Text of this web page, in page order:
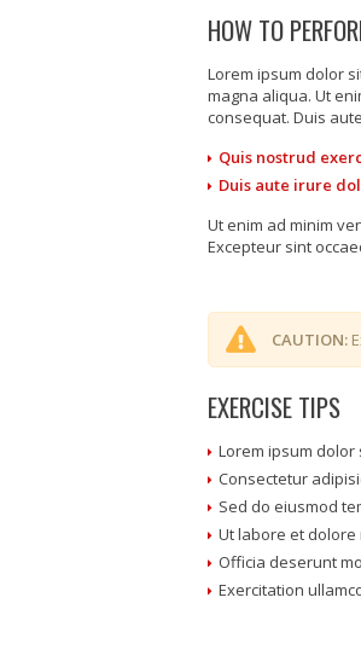
HOW TO
Lorem ipsum dolor
magna aliqua. Ut
consequat. Duis
Quis nostrud
Duis aute irure
Ut enim ad minim
Excepteur sint
CAUTION:
EXERCISE TIPS
Lorem ipsum dolor
Consectetur
Sed do eiusmod
Ut labore et dolore
Officia deserunt
Exercitation